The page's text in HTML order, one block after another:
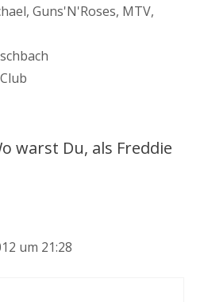
, Guns'N'Roses, MTV,
warst Du, als Freddie
um 21:28